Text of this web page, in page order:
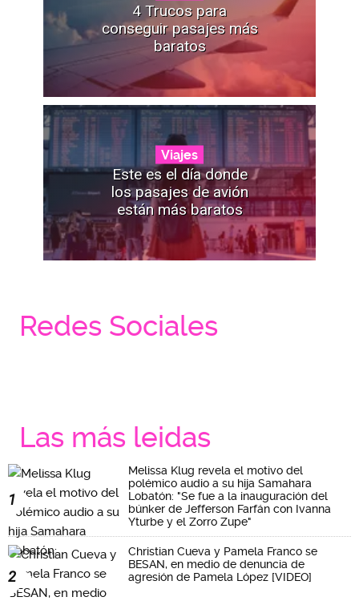
4 Trucos para
conseguir pasajes más
baratos
Viajes
Este es el día donde
los pasajes de avión
están más baratos
Redes Sociales
Las más leidas
1
Melissa Klug revela el motivo del
polémico audio a su hija Samahara
Lobatón: "Se fue a la inauguración del
búnker de Jefferson Farfán con Ivanna
Yturbe y el Zorro Zupe"
2
Christian Cueva y Pamela Franco se
BESAN, en medio de denuncia de
agresión de Pamela López [VIDEO]